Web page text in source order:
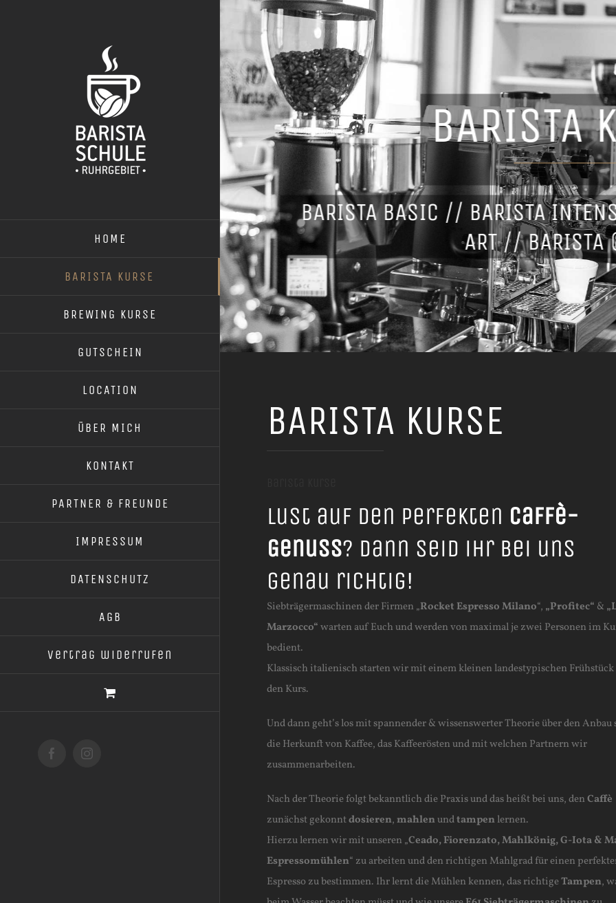
HOME
BARISTA KURSE
BREWING KURSE
GUTSCHEIN
LOCATION
ÜBER MICH
KONTAKT
PARTNER & FREUNDE
IMPRESSUM
DATENSCHUTZ
AGB
Vertrag widerrufen
FacebookInstagram
BARISTA
BARISTA BASIC // BARISTA
ART // BARISTA
BARISTA KURSE
Lust auf den perfekten Caffè-
Genuss? Dann seid ihr bei uns
genau richtig!
Siebträgermaschinen der Firmen „Rocket Espresso Milano“, „Profitec“ &
Marzocco“warten auf Euch und werden von maximal je zwei Personen im
bedient.
Klassisch italienisch starten wir mit einem kleinen landestypischen
den Kurs.
Und dann geht’s los mit spannender & wissenswerter Theorie über den Anbau
die Herkunft von Kaffee, das Kaffeerösten und mit welchen Partnern wir
zusammenarbeiten.
Nach der Theorie folgt bekanntlich die Praxis und das heißt bei uns, denCaffè
zunächst gekonntdosieren,mahlenundtampenlernen.
Hierzu lernen wir mit unseren „Ceado, Fiorenzato, Mahlkönig, G-Iota &
Espressomühlen“ zu arbeiten und den richtigen Mahlgrad für einen
Espresso zu bestimmen. Ihr lernt die Mühlen kennen, das richtigeTampen,